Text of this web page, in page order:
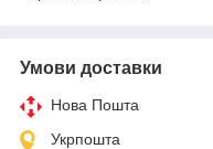
Умови доставки
Нова Пошта
Укрпошта